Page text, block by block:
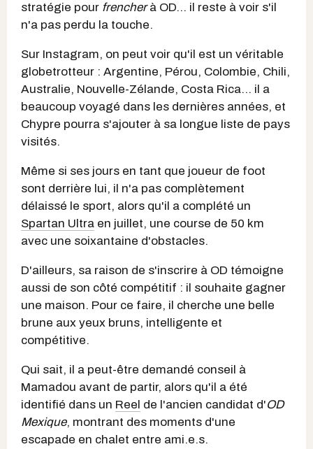
stratégie pour frencherà OD... il reste à voir s'il
n'a pas perdu la touche.
Sur Instagram, on peut voir qu'il est un véritable
globetrotteur : Argentine, Pérou, Colombie, Chili,
Australie, Nouvelle-Zélande, Costa Rica... il a
beaucoup voyagé dans les dernières années, et
Chypre pourra s'ajouter à sa longue liste de pays
visités.
Même si ses jours en tant que joueur de foot
sont derrière lui, il n'a pas complètement
délaissé le sport, alors qu'il a complété un
Spartan Ultra en juillet, une course de 50 km
avec une soixantaine d'obstacles.
D'ailleurs, sa raison de s'inscrire à OD témoigne
aussi de son côté compétitif : il souhaite gagner
une maison. Pour ce faire, il cherche une belle
brune aux yeux bruns, intelligente et
compétitive.
Qui sait, il a peut-être demandé conseil à
Mamadou avant de partir, alors qu'il a été
identifié dans un Reel de l'ancien candidat d'OD
Mexique, montrant des moments d'une
escapade en chalet entre ami.e.s.